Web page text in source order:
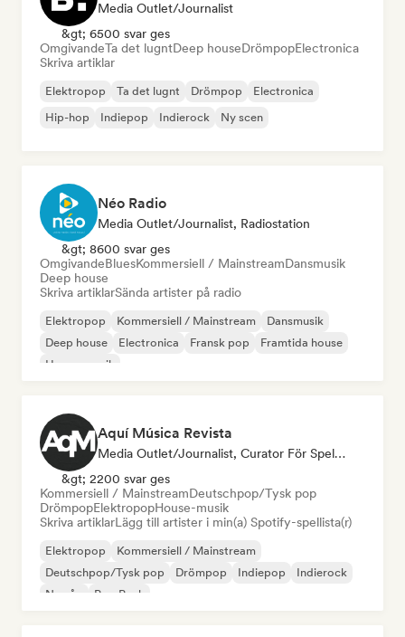
Media Outlet/Journalist
&gt; 6500 svar ges
OmgivandeTa det lugntDeep houseDrömpopElectronica
Skriva artiklar
Elektropop Ta det lugnt Drömpop
Electronica
Hip-hop
Indiepop Indierock Ny scen
Néo Radio
Media Outlet/Journalist, Radiostation
&gt; 8600 svar ges
OmgivandeBluesKommersiell / MainstreamDansmusik
Deep house
Skriva artiklarSända artister på radio
Elektropop Kommersiell / Mainstream
Dansmusik
Deep house
Electronica Fransk pop
Framtida house
House-musik
Aquí Música Revista
Media Outlet/Journalist, Curator För Spellistor
&gt; 2200 svar ges
Kommersiell / MainstreamDeutschpop/Tysk pop
DrömpopElektropopHouse-musik
Skriva artiklarLägg till artister i min(a) Spotify-spellista(r)
Elektropop
Kommersiell / Mainstream
Deutschpop/Tysk pop
Drömpop Indiepop
Indierock
Ny våg
Pop Punk